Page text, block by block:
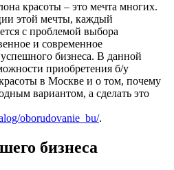
красоты – это мечта многих.
этой мечты, каждый
с проблемой выбора
и современное
бизнеса. В данной
приобретения б/у
в Москве и о том, почему
вариантом, а сделать это
oborudovanie_bu/.
бизнеса